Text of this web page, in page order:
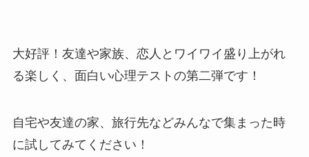
大好評！友達や家族、恋人とワイワイ盛り上がれ
る楽しく、面白い心理テストの第二弾です！
自宅や友達の家、旅行先などみんなで集まった時
に試してみてください！